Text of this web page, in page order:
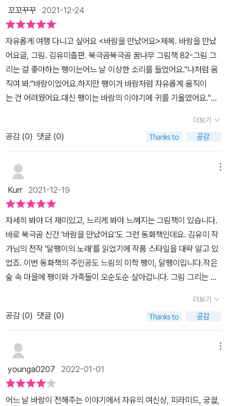
상을 구경하며 본 것들을 이야기합니다.미국에 가면 횃불을 들고 다
니는 거인 아줌마가 있고이집트에 가면 산만한 미끄럼틀이 있고 프랑
스에 가면 철사로 만든 커다란 기린이 있고.바람이 들려주는 이야기
는 온통 신기하고도 흥미롭습니다.어느새 달이 떠오르고 '벌써 시간
이 이렇게 되었네. 나는 갈게.달이 뜨면 여우랑 사막에서 만나기로 했
거든.'그렇게 바람은 사막에 가 버렸고 팽이도 바람을 따라가고 싶었
습니다.하지만 갈 수 없기에 울적해진 팽이.그런 팽이를 위해 친구들
이 웃겨주기로 합니다. 팽이는 바람이 들려준 이야기와 그림을 그려
친구들에게 들려주었습니다.모두가 재밌었습니다.바람은 종종 팽이
다...'그리고 아이들을 보았더니'엄마! 나도 바람의 이야기를 듣고 싶
어요!''나도!'아이는 스케치북과 색연필을 가지고 와서는 바람이 들려
주었던 이야기를 팽이처럼 그림을 그리기 시작하였습니다.아무래도
우리가 가 보았던 '경복궁'을 그려보고 싶다는 아이.열심히 그리고는
우리 앞에서 이야기를 해 주었습니다.'우리가 경복궁에 갔을 땐 한복
입은 사람들이 있었고 칼을 찬 아저씨도 있었고... (생략)''○○야! 그
렇게 바람이 팽이에게 이야기를 해 줬을 거야.''그럼 내가 '바람'인 거
야?''그러네!'갑자기 자신이 '바람'이 되었다며 '휘이~' 바람소리를 내
싶은데... 현실은 녹록지 않음에...괜히 미안한 마음도 들었습니다.이
그림책을 보고 나서 연계 독서로 '세계'와 관련된 그림책을 찾아 읽어
봐야겠습니다.그렇게 아이도 팽이처럼 상상으로라도 여행을 떠날 수
있겠지요!따스한 바람으로 잠시나마 설레었습니다.
꼬꼬꾸꾸 2021-12-24
자유롭게 여행 다니고 싶어요 <바람을 만났어요>제목. 바람을 만났
어요글, 그림. 김유미출판. 북극곰북극곰 꿈나무 그림책 82-그림 그
리는 걸 좋아하는 팽이는어느 날 이상한 소리를 들었어요."나처럼 움
직여 봐."바람이었어요.하지만 팽이가 바람처럼 자유롭게 움직이
는 건 어려웠어요.대신 팽이는 바람의 이야기에 귀를 기울였어요."미
만 한 미끄럼틀이 있어.한국에 가면 동물들이 지키는 집이 있어.프랑
스에 가면 철사로 만든 커다란 기린이 있어.어찌나 키가 큰지 달에
서 자란 나뭇잎을 먹는대."달이 떠오르자 바람은 달이 뜨면 여우랑 사
막에서 만나기로 했다며사라졌어요.팽이도 바람을 따라 자유롭게 여
행하고 싶었어요.그러나 그럴 수 없었어요.팽이의 모습이 지금 우
리 모습과 겹쳐 보였어요.책에서 세계 여러 나라의 랜드마크가 나오
는데실제로는 못 가보지만바람의 이야기를 따라 그림을 구경하며그
림책으로 세계 여행을 떠났어요.그래도 그림책으로 떠나는 세계 여행
에도 좋은 점이 많았어요!언제 어디서나 다녀올 수 있고실제 보는 것
보다 더 꼼꼼하게 들여다 볼 수 있었어요.경복궁 위에 동물들이 앉
아 있다는 건저도 책을 읽으며 처음 알았네요! 😯-그래도 조금 아쉽
다면?집에서 세계 여행을 떠나 보아요. 🤗🔎 책 속에서 본 세계 곳곳
의 랜드마크를 집에서 찾아 보는 독후활동을 했어요.포스터 속 자유
의 여신상🗽 피라미드는 없어서 비슷한 모양으로 찾은~아이가 색종
을 돌았는데마치 지구 한 바퀴를 돌고 온 느낌이네요 😁-"출판사로
부터 도서를 제공받아 작성한 후기입니다."
더보기
공감 (0) 댓글 (0)
Kurr2021-12-19
자세히 봐야 더 재미있고, 느리게 봐야 느껴지는 그림책이 있습니다.
바로 북극곰 신간 '바람을 만났어요'도 그런 동화책인데요. 김유미 작
가님의 전작 '달팽이의 노래'를 읽었기에 작품 스타일을 대략 알고 있
었죠. 이번 동화책의 주인공도 느림의 미학 팽이, 달팽이입니다.​작은
숲 속 마을에 팽이와 가족들이 오순도순 살아갑니다. 그림 그리는 걸
즐겁게 지내는 중 어느 날 바람 소리를 듣습니다.​바람은 눈에 보이지
않지만 소리와 느낌으로 그 존재를 알 수 있죠. '나처럼 움직여 봐'라
는 바람이지만 아무리 따라하려 해도 느리고 작은 달팽이가 그처럼
자유롭게 움직일 수는 없습니다. 바람은 이어서 자신의 여행 이야기
국에서 본 횃불을 들고 다니는 거인 아줌마, 이집트에 가서 본 산만 한
미끄럼틀, 한국에서 본 동물들이 지키는 집까지 신기하고 재밌는 이
더보기
공감 (0) 댓글 (0)
younga0207 2022-01-01
어느 날 바람이 전해주는 이야기에서 자유의 여신상, 피라미드, 궁궐,